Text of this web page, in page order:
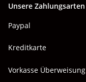
Unsere Zahlungsarten
Paypal
Kreditkarte
Vorkasse Überweisung